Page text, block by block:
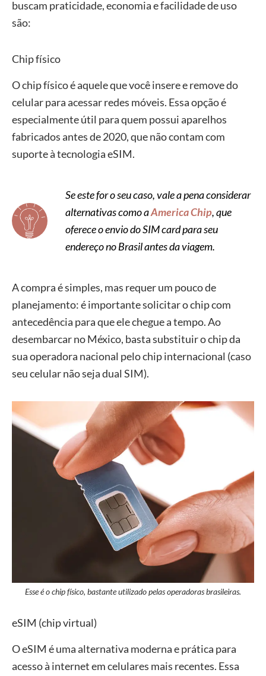
buscam praticidade, economia e facilidade de uso
são:
Chip físico
O chip físico é aquele que você insere e remove do
celular para acessar redes móveis. Essa opção é
especialmente útil para quem possui aparelhos
fabricados antes de 2020, que não contam com
suporte à tecnologia eSIM.
Se este for o seu caso, vale a pena considerar
alternativas como aAmerica Chip, que
oferece o envio do SIM card para seu
endereço no Brasil antes da viagem.
A compra é simples, mas requer um pouco de
planejamento: é importante solicitar o chip com
antecedência para que ele chegue a tempo. Ao
desembarcar no México, basta substituir o chip da
sua operadora nacional pelo chip internacional (caso
seu celular não seja dual SIM).
Esse é o chip físico, bastante utilizado pelas operadoras brasileiras.
eSIM (chip virtual)
O eSIM é uma alternativa moderna e prática para
acesso à internet em celulares mais recentes. Essa